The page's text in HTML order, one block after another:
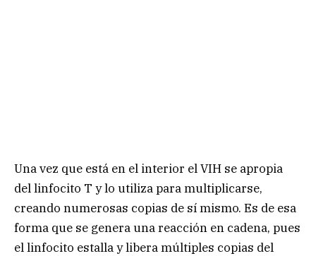
Una vez que está en el interior el VIH se apropia
del linfocito T y lo utiliza para multiplicarse,
creando numerosas copias de sí mismo. Es de esa
forma que se genera una reacción en cadena, pues
el linfocito estalla y libera múltiples copias del